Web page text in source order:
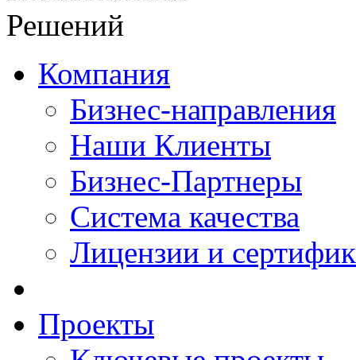
Компания
Бизнес-направления
Наши Клиенты
Бизнес-Партнеры
Система качества
Лицензии и
Проекты